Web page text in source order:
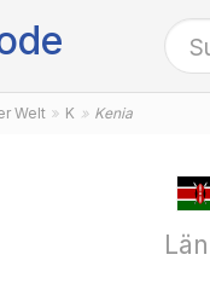
Welt K Kenia